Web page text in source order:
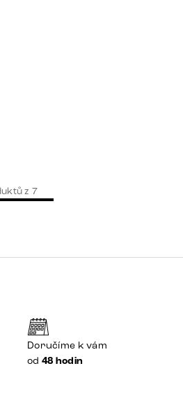
z7
Doručíme k vám
od 48 hodin